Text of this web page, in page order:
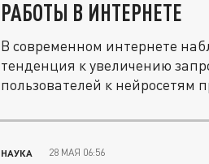
РАБОТЫ В ИНТЕРНЕТЕ
В современном интернете
тенденция к увеличению
пользователей к нейросетям
НАУКА 28 МАЯ 06:56